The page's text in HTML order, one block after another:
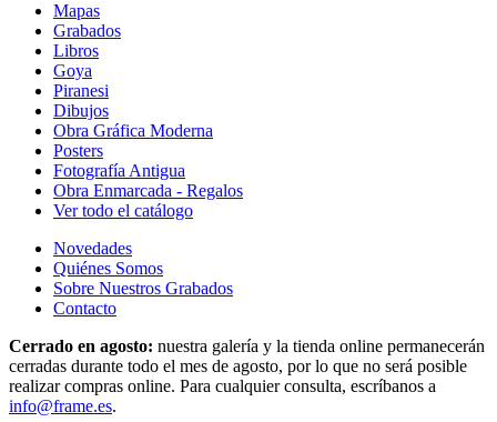
Mapas
Grabados
Libros
Goya
Piranesi
Dibujos
Obra Gráfica Moderna
Posters
Fotografía Antigua
Obra Enmarcada - Regalos
Ver todo el catálogo
Novedades
Quiénes Somos
Sobre Nuestros Grabados
Contacto
Cerrado en agosto: nuestra galería y la tienda online permanecerán
cerradas durante todo el mes de agosto, por lo que no será posible
realizar compras online. Para cualquier consulta, escríbanos a
info@frame.es.